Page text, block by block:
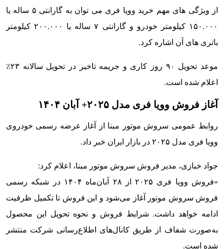
از ویژگی های مهم خرید وویا فری می توان به گارانتی ۵ ساله یا
۱۵۰.۰۰۰ کیلومتر خودرو و گارانتی ۷ ساله یا ۲۰۰.۰۰۰ کیلومتر
باتری های آن اشاره کرد.
موعد تحویل ۹۰ روز کاری و جریمه تاخیر در تحویل سالانه ۲۳٪
اعلام شده است.
آغاز فروش وویا فری مدل ۲۰۲۵+ آبان ۱۴۰۴
روابط‌ عمومی سروش موتور مبنا از آغاز عرضه رسمی خودروی
وویا فری مدل ۲۰۲۵ در بازار ایران خبر داد.
جواد خبازی، مدیر فروش سروش موتور مبنا، اعلام کرد:
«فروش وویا فری ۲۰۲۵ از ۲۸ آبان‌ماه ۱۴۰۴ در شبکه رسمی
فروش سروش موتور آغاز می‌شود و این فروش تا تکمیل ظرفیت
ادامه خواهد داشت. شرایط فروش و نحوه تحویل این محصول
به‌صورت شفاف از طریق کانال‌های اطلاع‌رسانی شرکت منتشر
شده است.